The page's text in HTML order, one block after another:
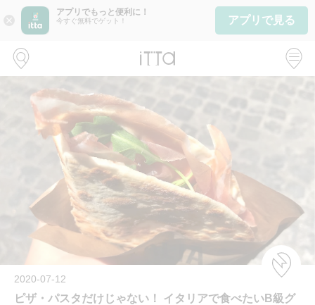
close
アプリでもっと便利に！
今すぐ無料でゲット！ アプリで見る
2020-07-12
ピザ・パスタだけじゃない！ イタリアで食べたいB級グ